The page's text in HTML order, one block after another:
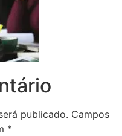
publicado. Campos
*